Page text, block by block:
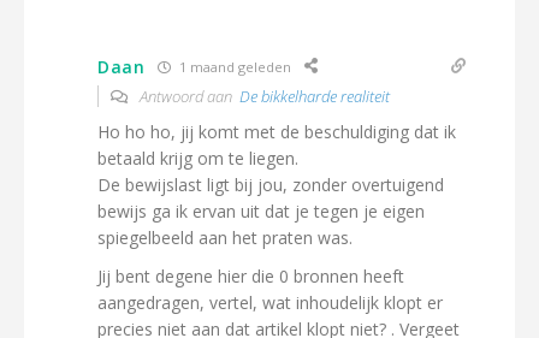
Daan 1 maand geleden
Antwoord aan De bikkelharde realiteit
Ho ho ho, jij komt met de beschuldiging dat ik
betaald krijg om te liegen.
De bewijslast ligt bij jou, zonder overtuigend
bewijs ga ik ervan uit dat je tegen je eigen
spiegelbeeld aan het praten was.
Jij bent degene hier die 0 bronnen heeft
aangedragen, vertel, wat inhoudelijk klopt er
precies niet aan dat artikel klopt niet? . Vergeet